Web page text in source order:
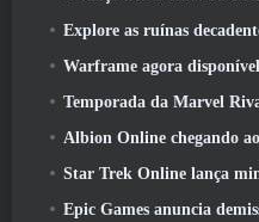
Explore as ruínas decadentes do “Império
Warframe agora disponível no Nintendo
Temporada da Marvel
Albion Online chegando
Star Trek Online lança minidocumentário sobre
Epic Games anuncia demissões de mais de 1000